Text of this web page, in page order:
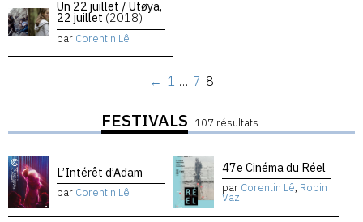
Un 22 juillet / Utøya,
22 juillet (2018)
par Corentin Lê
← 1 … 7 8
FESTIVALS 107 résultats
L’Intérêt d’Adam
par Corentin Lê
47e Cinéma du Réel
par Corentin Lê, Robin
Vaz